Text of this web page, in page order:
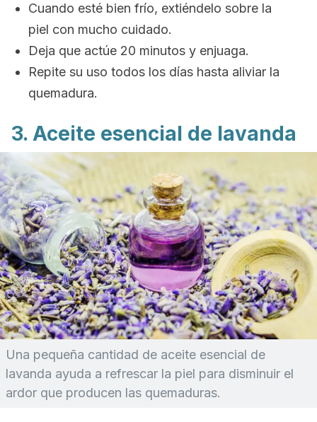
Cuando esté bien frío, extiéndelo sobre la
piel con mucho cuidado.
Deja que actúe 20 minutos y enjuaga.
Repite su uso todos los días hasta aliviar la
quemadura.
3. Aceite esencial de lavanda
Una pequeña cantidad de aceite esencial de
lavanda ayuda a refrescar la piel para disminuir el
ardor que producen las quemaduras.